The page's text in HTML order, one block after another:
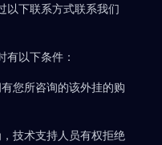
以下联系方式联系我们
以下条件：
您所咨询的该外挂的购
技术支持人员有权拒绝